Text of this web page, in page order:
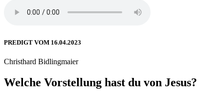
PREDIGT VOM 16.04.2023
Christhard Bidlingmaier
Welche Vorstellung hast du von Jesus?